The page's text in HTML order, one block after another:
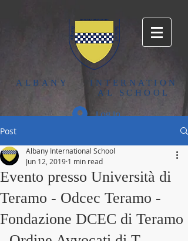
Log In
INTERNATION
AL SCHOOL
ALBANY
Post
Evento presso Università di
Teramo - Odcec Teramo -
Fondazione DCEC di Teramo
Albany International School
Jun 12, 2019 1 min read